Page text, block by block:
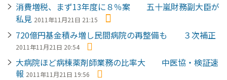
消費増税、まず13年度に８％案 五十嵐財務副大臣が
私見 2011年11月21日 21:15
720億円基金積み増し民間病院の再整備も ３次補正
2011年11月21日 20:54
大病院ほど病棟薬剤師業務の比率大 中医協・検証速
報 2011年11月21日 19:56